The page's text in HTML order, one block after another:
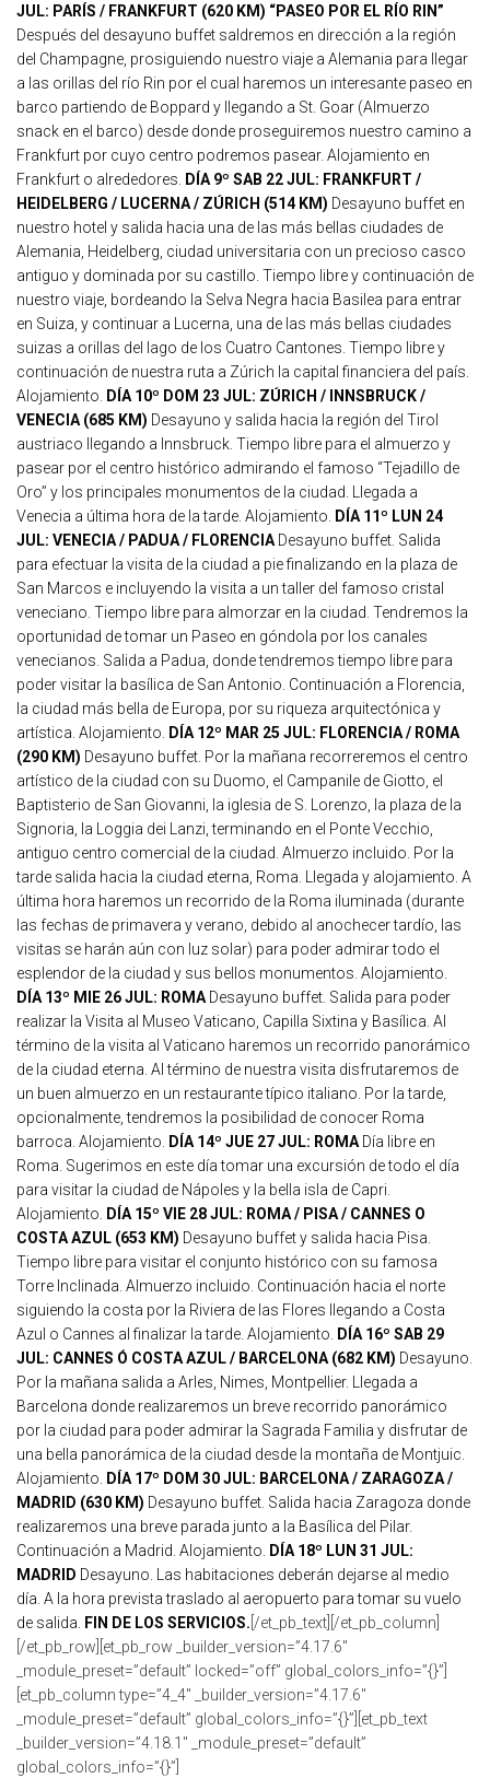
JUL: PARÍS / FRANKFURT (620 KM) “PASEO POR EL RÍO RIN”
Después del desayuno buffet saldremos en dirección a la región
del Champagne, prosiguiendo nuestro viaje a Alemania para llegar
a las orillas del río Rin por el cual haremos un interesante paseo en
barco partiendo de Boppard y llegando a St. Goar (Almuerzo
snack en el barco) desde donde proseguiremos nuestro camino a
Frankfurt por cuyo centro podremos pasear. Alojamiento en
Frankfurt o alrededores.
DÍA 9º SAB 22 JUL: FRANKFURT /
HEIDELBERG / LUCERNA / ZÚRICH (514 KM) Desayuno buffet en
nuestro hotel y salida hacia una de las más bellas ciudades de
Alemania, Heidelberg, ciudad universitaria con un precioso casco
antiguo y dominada por su castillo. Tiempo libre y continuación de
nuestro viaje, bordeando la Selva Negra hacia Basilea para entrar
en Suiza, y continuar a Lucerna, una de las más bellas ciudades
suizas a orillas del lago de los Cuatro Cantones. Tiempo libre y
continuación de nuestra ruta a Zúrich la capital financiera del país.
Alojamiento.
DÍA 10º DOM 23 JUL: ZÚRICH / INNSBRUCK /
VENECIA (685 KM) Desayuno y salida hacia la región del Tirol
austriaco llegando a Innsbruck. Tiempo libre para el almuerzo y
pasear por el centro histórico admirando el famoso “Tejadillo de
Oro” y los principales monumentos de la ciudad. Llegada a
Venecia a última hora de la tarde. Alojamiento.
DÍA 11º LUN 24
JUL: VENECIA / PADUA / FLORENCIA Desayuno buffet. Salida
para efectuar la visita de la ciudad a pie finalizando en la plaza de
San Marcos e incluyendo la visita a un taller del famoso cristal
veneciano. Tiempo libre para almorzar en la ciudad. Tendremos la
oportunidad de tomar un Paseo en góndola por los canales
venecianos. Salida a Padua, donde tendremos tiempo libre para
poder visitar la basílica de San Antonio. Continuación a Florencia,
la ciudad más bella de Europa, por su riqueza arquitectónica y
artística. Alojamiento.
DÍA 12º MAR 25 JUL: FLORENCIA / ROMA
(290 KM) Desayuno buffet. Por la mañana recorreremos el centro
artístico de la ciudad con su Duomo, el Campanile de Giotto, el
Baptisterio de San Giovanni, la iglesia de S. Lorenzo, la plaza de la
Signoria, la Loggia dei Lanzi, terminando en el Ponte Vecchio,
antiguo centro comercial de la ciudad. Almuerzo incluido. Por la
tarde salida hacia la ciudad eterna, Roma. Llegada y alojamiento. A
última hora haremos un recorrido de la Roma iluminada (durante
las fechas de primavera y verano, debido al anochecer tardío, las
visitas se harán aún con luz solar) para poder admirar todo el
esplendor de la ciudad y sus bellos monumentos. Alojamiento.
DÍA 13º MIE 26 JUL: ROMA Desayuno buffet. Salida para poder
realizar la Visita al Museo Vaticano, Capilla Sixtina y Basílica. Al
término de la visita al Vaticano haremos un recorrido panorámico
de la ciudad eterna. Al término de nuestra visita disfrutaremos de
un buen almuerzo en un restaurante típico italiano. Por la tarde,
opcionalmente, tendremos la posibilidad de conocer Roma
barroca. Alojamiento.
DÍA 14º JUE 27 JUL: ROMA Día libre en
Roma. Sugerimos en este día tomar una excursión de todo el día
para visitar la ciudad de Nápoles y la bella isla de Capri.
Alojamiento.
DÍA 15º VIE 28 JUL: ROMA / PISA / CANNES O
COSTA AZUL (653 KM) Desayuno buffet y salida hacia Pisa.
Tiempo libre para visitar el conjunto histórico con su famosa
Torre Inclinada. Almuerzo incluido. Continuación hacia el norte
siguiendo la costa por la Riviera de las Flores llegando a Costa
Azul o Cannes al finalizar la tarde. Alojamiento.
DÍA 16º SAB 29
JUL: CANNES Ó COSTA AZUL / BARCELONA (682 KM) Desayuno.
Por la mañana salida a Arles, Nimes, Montpellier. Llegada a
Barcelona donde realizaremos un breve recorrido panorámico
por la ciudad para poder admirar la Sagrada Familia y disfrutar de
una bella panorámica de la ciudad desde la montaña de Montjuic.
Alojamiento.
DÍA 17º DOM 30 JUL: BARCELONA / ZARAGOZA /
MADRID (630 KM) Desayuno buffet. Salida hacia Zaragoza donde
realizaremos una breve parada junto a la Basílica del Pilar.
Continuación a Madrid. Alojamiento.
DÍA 18º LUN 31 JUL:
MADRID Desayuno. Las habitaciones deberán dejarse al medio
día. A la hora prevista traslado al aeropuerto para tomar su vuelo
de salida.
FIN DE LOS SERVICIOS. [/et_pb_text][/et_pb_column]
[/et_pb_row][et_pb_row _builder_version=”4.17.6″
_module_preset=”default” locked=”off” global_colors_info=”{}”]
[et_pb_column type=”4_4″ _builder_version=”4.17.6″
_module_preset=”default” global_colors_info=”{}”][et_pb_text
_builder_version=”4.18.1″ _module_preset=”default”
global_colors_info=”{}”]